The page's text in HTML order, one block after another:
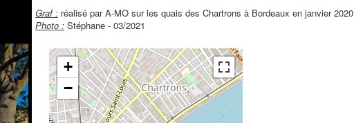
Graf : réalisé par A-MO sur les quais des Chartrons à Bordeaux en janvier 2020
Photo : Stéphane - 03/2021